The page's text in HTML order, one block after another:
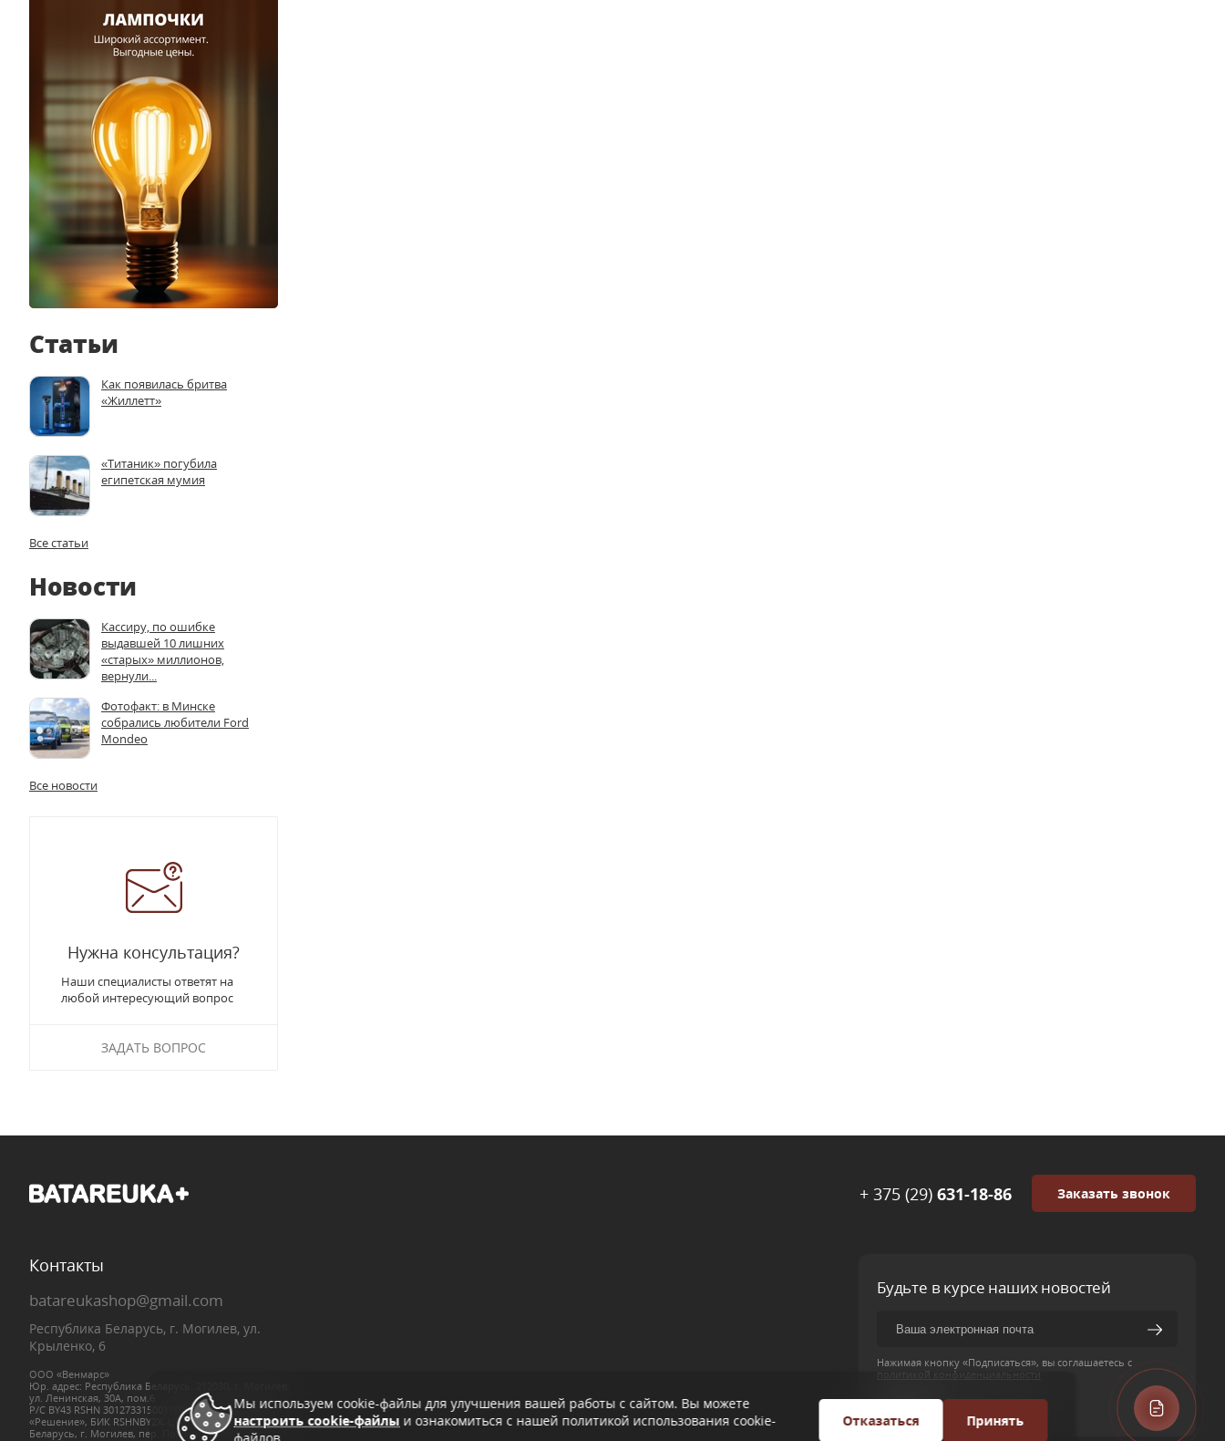
Статьи
Как появилась бритва
«Жиллетт»
«Титаник» погубила
египетская мумия
Все статьи
Новости
Кассиру, по ошибке
выдавшей 10 лишних
«старых» миллионов,
вернули...
Фотофакт: в Минске
собрались любители Ford
Mondeo
Все новости
Нужна консультация?
Наши специалисты ответят на
любой интересующий вопрос
ЗАДАТЬ ВОПРОС
+ 375 (29) 631-18-86 Заказать звонок
Контакты
batareukashop@gmail.com
Республика Беларусь, г. Могилев, ул.
Крыленко, 6
ООО «Венмарс»
Юр. адрес: Республика Беларусь, 212030, г. Могилев,
ул. Ленинская, 30А, пом.6
Р/С BY43 RSHN 30127331500110000000, в ЗАО «Банк
«Решение», БИК RSHNBY2X, ЦБУ № 08/01 Республика
Беларусь, г. Могилев, пер. Пожарный, 1а, УНП
Будьте в курсе наших новостей
Нажимая кнопку «Подписаться», вы соглашаетесь с
политикой конфиденциальности
Мы используем cookie-файлы для улучшения вашей работы с сайтом. Вы можете
настроить cookie-файлы и ознакомиться с нашей политикой использования cookie-
Отказаться Принять